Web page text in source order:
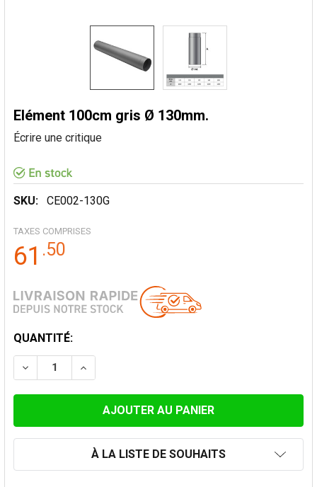
Elément 100cm gris Ø 130mm.
Écrire une critique
SKU: CE002-130G
TAXES COMPRISES
61 .50
STOCK
ACTUEL:
QUANTITÉ:
DIMINUER LA QUANTITÉ DE ELÉMENT 100CM GRIS Ø
AUGMENTER LA QUANTITÉ DE ELÉMENT
À LA LISTE DE SOUHAITS